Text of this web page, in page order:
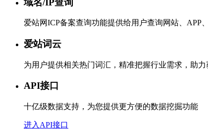
爱站网ICP备案查询功能提供给用户查询网站、APP
爱站词云
为用户提供相关热门词汇，精准把握行业需求，助力
API接口
十亿级数据支持，为您提供更方便的数据挖掘功能
进入API接口